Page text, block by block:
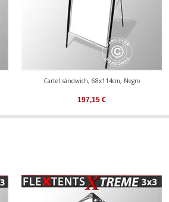
Cartel sándwich, 68x114cm, Negro
197,15 €